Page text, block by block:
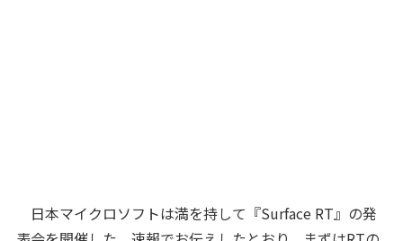
日本マイクロソフトは満を持して『Surface RT』の発